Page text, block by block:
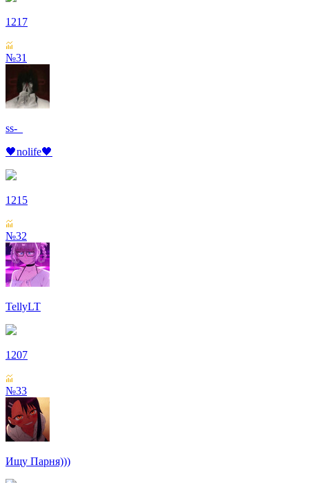
1217
№31
ss-_
🖤nolife🖤
1215
№32
TellyLT
1207
№33
Ищу Парня)))